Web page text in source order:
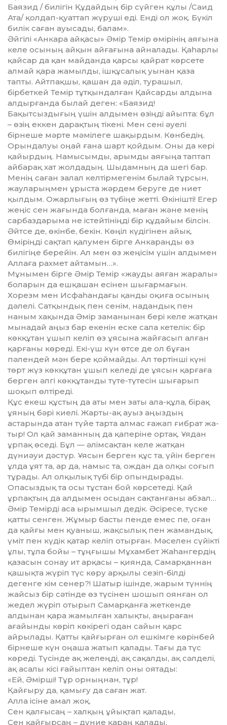
Баязид / билігін Құдайдың бір сүйген құлы /Саид
Ата/ қолдап-қуаттап жүруші еді. Енді ол жоқ. Бүкіл
билік саған ауысады, балам».
Әйгілі «Анкара айқасы» Әмір Темір өмірінің аяғына
келе осының айқын айғағына айналады. Қаһарлы
қайсар да қан майданда қарсы қайрат көрсете
алмай қара жамылды, ішқұ­салық уынан қаза
тапты. Айтпақшы, қашан да әділ, турашыл,
бірбеткей Темір тұтқындалған Қайсарды алдына
алдырғанда былай деген: «Баязид!
Бақытсыздығың үшін алдымен өзіңді айыпта: бұл
– өзің еккен дарақтың тікені. Мен сені әуелі
бірнеше мәрте мәмілеге шақырдым. Көнбедің.
Орындалуы оңай ғана шарт қойдым. Оны да кері
қайырдың. Намысымды, арымды аяғыңа таптап
айбарақ хат жолдадың. Шыдамның да шегі бар.
Менің саған залал келтірмегенім былай тұрсын,
жауларыңмен ұрыста жәрдем беруге де ниет
қылдым. Ожарлығың өз түбіңе жетті. Өкінішті! Егер
жеңіс сен жағында болғанда, ма­ған және менің
сарбаздарыма не іс­тей­тініңді бір құдайым білсін.
Әйтсе де, өкінбе, бекін. Көңіл күдігі­нен айық.
Өміріңді сақтап қалумен бірге Анкараңды өз
билігіңе берейін. Ал мен өз жеңісім үшін алдымен
Аллаға рахмет айтамын…».
Мұнымен бірге Әмір Темір «жауды аяған жаралы»
боларын да еш­қашан есінен шығармағын.
Хорезм мен Исфаһандағы қанды оқиға осы­ның
дәлелі. Сатқындық пен сенім, надандық пен
наным хақында Әмір заманынан бері келе жатқан
мынадай аңыз бар екенін еске сала кетелік: бір
көкқұтан ұшып келіп өз ұясына жай­ғасып алған
қарғаны көреді. Екі-үш күн өтсе де ол бұған
пәлендей мән бе­ре қоймайды. Ал төртінші күні
төрт жүз көкқұтан ұшып келеді де ұясын қарғаға
берген әлгі көкқұтанды түте-түтесін шығарып
шоқып өлтіреді.
Құс екеш құстың да аты мен заты ала-құла, бірақ
ұяның бәрі киелі. Жар­ты-ақ ауыз аңыздың
астарында атан түйе тарта алмас ғажап ғибрат жа­
тыр! Ол қай заманның да қаперіне ор­тақ. Ұядан
ұрпақ өседі. Бұл — әлім­сақтан келе жатқан
дүниәуи дәстүр. Ұясын берген құс та, үйін берген
ұлда ұят та, ар да, намыс та, ождан да олқы соғып
тұрады. Ал олқылық түбі бір опын­дырады.
Опасыздық та осы тұс­тан бой көрсетеді. Қай
ұрпақтың да алдымен осыдан сақтанғаны абзал…
Әмір Темірді аса ырымшыл дедік. Әсіресе, түске
қатты сенген. Жұмыр бас­ты пенде емес пе, оған
да қайғы мен қуаныш, жақсылық пен жа­ман­дық,
үміт пен күдік қатар келіп отыр­ған. Мәселен сүйікті
ұлы, тұла бойы – тұңғышы Мұхамбет Жаһангердің
қазасын сонау ит арқасы – қиянда, Самарқаннан
қашықта жүріп түс көру арқылы сезіп-білді
дегенге кім сенер?! Шатыр ішінде, жарым түннің
жайсыз бір сәтінде өз түсінен шошып оян­ған ол
жедел жүріп отырып Са­марқанға жеткенде
алдынан қара жа­мылған халықты, аңыраған
ағайын­ды көріп көкірегі одан сайын қарс
айрылады. Қатты қайғырған ол ешкімге көрінбей
бірнеше күн оңаша жатып қалады. Тағы да түс
көреді. Түсінде ақ желеңді, ақ сақалды, ақ сәл­делі,
ақ асалы кісі ғайыптан келіп оны оятады:
«Ей, Әмірші! Тұр орныңнан, тұр!
Қайғыру да, қамығу да саған жат.
Алла ісіне амал жоқ.
Сен қалғысаң – халқың ұйықтап қалады,
Сен қайғырсаң – дүние қараң қалады.